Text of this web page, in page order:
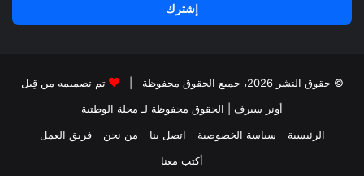
© حقوق النشر 2026، جميع الحقوق محفوظة |
تم تصميمه من قِبل
أونر سيرف | الحقوق محفوظة لـ مجلة الوطتية
الرئيسية
سياسة الخصوصية اتصل بنا من نحن
فريق العمل
أكتب معنا